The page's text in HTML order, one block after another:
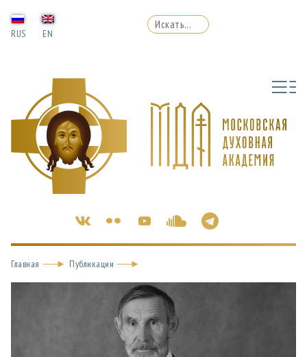
RUS EN
Главная Публикации